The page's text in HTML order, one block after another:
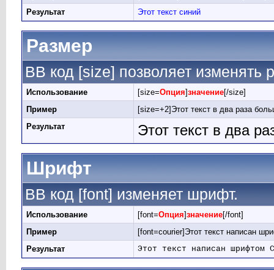
Результат
Этот текст синий
Размер
BB код [size] позволяет изменять
Использование [size=Опция]значение[/size]
Пример
[size=+2]Этот текст в два раза
Результат
Этот текст в два
Шрифт
BB код [font] изменяет шрифт.
Использование [font=Опция]значение[/font]
Пример
[font=courier]Этот текст написан
Результат
Этот текст написан шрифтом